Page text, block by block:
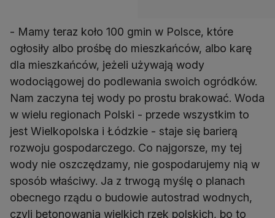
- Mamy teraz koło 100 gmin w Polsce, które
ogłosiły albo prośbę do mieszkańców, albo karę
dla mieszkańców, jeżeli używają wody
wodociągowej do podlewania swoich ogródków.
Nam zaczyna tej wody po prostu brakować. Woda
w wielu regionach Polski - przede wszystkim to
jest Wielkopolska i Łódzkie - staje się barierą
rozwoju gospodarczego. Co najgorsze, my tej
wody nie oszczędzamy, nie gospodarujemy nią w
sposób właściwy. Ja z trwogą myślę o planach
obecnego rządu o budowie autostrad wodnych,
czyli betonowania wielkich rzek polskich, bo to